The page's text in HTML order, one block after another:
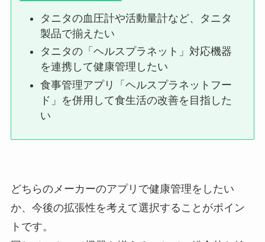
タニタの血圧計や活動量計など、タニタ
製品で揃えたい
タニタの「ヘルスプラネット」対応機器
を連携して健康管理したい
食事管理アプリ「ヘルスプラネットフー
ド」を併用して食生活の改善を目指した
い
どちらのメーカーのアプリで健康管理をしたい
か、今後の拡張性を考えて選択することがポイン
トです。